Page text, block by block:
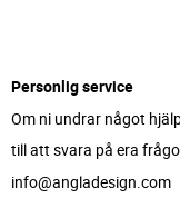
Personlig service
Om ni undrar något
till att svara på era
info@angladesign.com